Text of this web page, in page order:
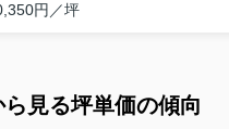
円／坪
見る坪単価の傾向